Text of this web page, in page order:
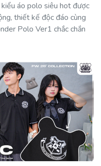
áo polo siêu hot được
thiết kế độc đáo cùng
Polo Ver1 chắc chắn